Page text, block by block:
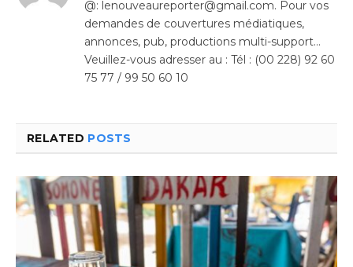
@: lenouveaureporter@gmail.com. Pour vos
demandes de couvertures médiatiques,
annonces, pub, productions multi-support…
Veuillez-vous adresser au : Tél : (00 228) 92 60
75 77 / 99 50 60 10
RELATED POSTS